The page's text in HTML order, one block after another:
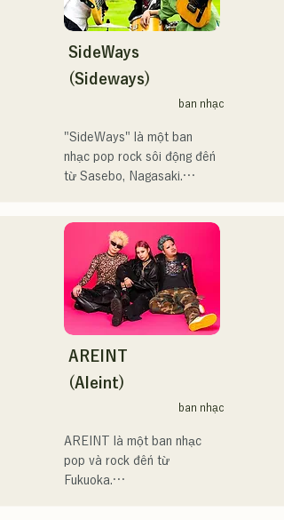
Hannibal Halloween Music
Festival ,sunset live2019、
鷹祭Summer Boostイベン
トステージにも出演。MCと
してはRugby World
cup2019 Public viewing、競
輪日本一ダービーの場内ア
ナウンス、ラグビー女子日
本代表世界大会スタジアム
滑走屋場内アナウンス、ク
リスマスアドベント、イス
ラデサルサ、福岡ウィニン
グスピリッツのスタジアム
DJ、金鷲旗、山笠関連イベ
ント、地域イベント、
summit)、福岡市武道館オー
プニング記念イベント,結婚
式様々な分野で活動。
す。
アーティストの日本人父と
アメリカ人母から生まれた
コンセプトは、「等身大の
ままで。僕とあなたのため
の音楽を。」気持ちが落ち
まう時こそ聴いてほしい。
自分自身も迷いや葛藤を抱
作り物ではなく、ありのま
まの感情や言葉をそのまま
音楽にしている。
2024年10月より音楽活動を
福岡を中心にブッキングラ
イブや路上ライブなど精力
的に活動を行っている。
2025年11月22日にはファー
催。
SideWays
(Sideways)
ban nhạc
"SideWays" là một ban
nhạc pop rock sôi động đến
từ Sasebo, Nagasaki.
phát hành EP mới "Yume
Sen'ya" và bắt đầu chuyến
lưu diễn toàn quốc.
Hãy cùng thưởng thức
những bài hát vui nhộn
nhưng cũng có phần u sầu
của họ dựa trên tiểu thuyết!
AREINT
(Aleint)
ban nhạc
AREINT là một ban nhạc
pop và rock đến từ
Fukuoka.